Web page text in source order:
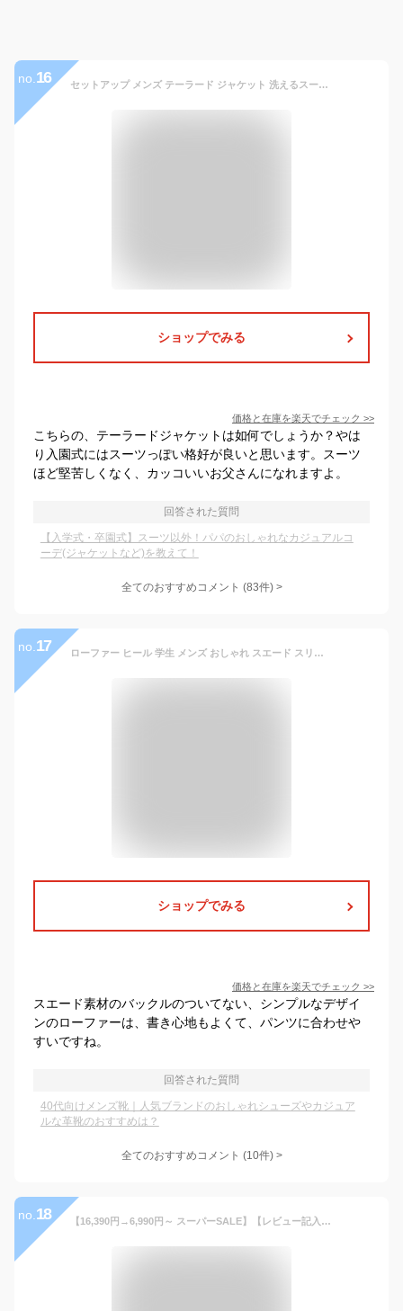
no. 16 セットアップ メンズ テーラード ジャケット 洗えるスーツ 接触冷感 超伸縮 吸水速乾 家庭洗濯可能 おしゃれ ストレッチ テレワーク 在宅勤務 ゴルフウェア ファスナー付き 卒業式 セレモニースーツ ブルゾン 全4色 5140-8606 5210-6306 ジェネレス
ショップでみる
価格と在庫を楽天でチェック >>
こちらの、テーラードジャケットは如何でしょうか？やは
り入園式にはスーツっぽい格好が良いと思います。スーツ
ほど堅苦しくなく、カッコいいお父さんになれますよ。
回答された質問
【入学式・卒園式】スーツ以外！パパのおしゃれなカジュアルコ
ーデ(ジャケットなど)を教えて！
全てのおすすめコメント (83件) >
no. 17 ローファー ヒール 学生 メンズ おしゃれ スエード スリッポン スリッポンシューズ カジュアルシューズ 革靴 皮靴 短靴 短ぐつ Uチップ モカシン ビジネス カジュアル 通勤 通学 通学靴 ブラック 黒 ブラウン 茶色 ネイビー 2024 秋 秋冬 冬
ショップでみる
価格と在庫を楽天でチェック >>
スエード素材のバックルのついてない、シンプルなデザイ
ンのローファーは、書き心地もよくて、パンツに合わせや
すいですね。
回答された質問
40代向けメンズ靴｜人気ブランドのおしゃれシューズやカジュア
ルな革靴のおすすめは？
全てのおすすめコメント (10件) >
no. 18 【16,390円→6,990円～ スーパーSALE】【レビュー記入プレゼント】ビジネスバッグ バッグ メンズ ビジネストート トートバッグ ビジネスバック 鞄 仕事用 通勤用 通勤鞄 大容量 出張 男性用 レザー 合成皮革 PUレザー B4 ブラック ブラウン ネイビー 黒 茶 紺